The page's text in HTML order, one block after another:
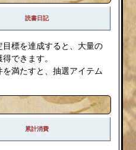
読書日記
標を達成すると、大量の
できます。
満たすと、抽選アイテム
累計消費